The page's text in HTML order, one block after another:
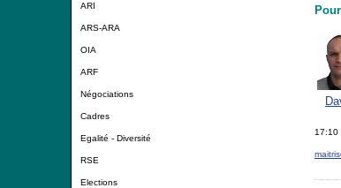
ARI
ARS-ARA
OIA
ARF
Négociations
Cadres
Egalité - Diversité
RSE
Elections
17:10